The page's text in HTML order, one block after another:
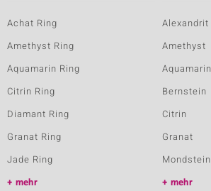
Achat Ring
Amethyst Ring
Aquamarin Ring
Citrin Ring
Diamant Ring
Granat Ring
Jade Ring
mehr
Alexandrit
Amethyst
Aquamarin
Bernstein
Citrin
Granat
Mondstein
mehr